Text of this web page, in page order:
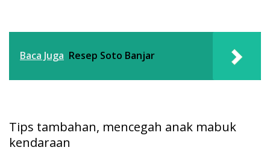
Baca Juga Resep Soto Banjar
Tips tambahan, mencegah anak mabuk
kendaraan